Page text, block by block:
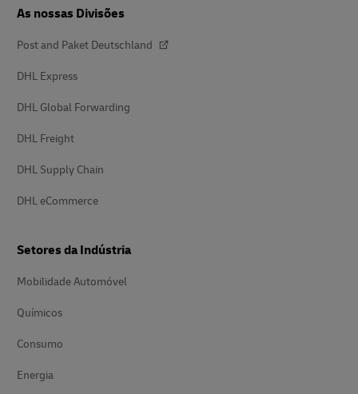
As nossas Divisões
Post and Paket Deutschland
DHL Express
DHL Global Forwarding
DHL Freight
DHL Supply Chain
DHL eCommerce
Setores da Indústria
Mobilidade Automóvel
Químicos
Consumo
Energia